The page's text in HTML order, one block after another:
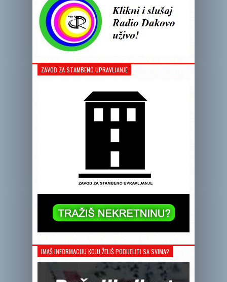
ZAVOD ZA STAMBENO UPRAVLJANJE
IMAŠ INFORMACIJU KOJU ŽELIŠ PODIJELITI SA SVIMA?